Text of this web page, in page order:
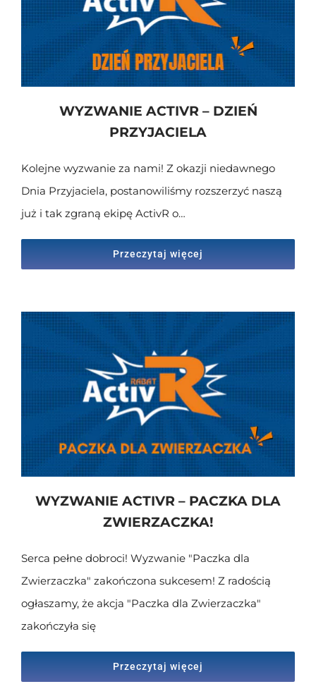
WYZWANIE ACTIVR – DZIEŃ
PRZYJACIELA
Kolejne wyzwanie za nami! Z okazji niedawnego
Dnia Przyjaciela, postanowiliśmy rozszerzyć naszą
już i tak zgraną ekipę ActivR o…
Przeczytaj więcej
WYZWANIE ACTIVR – PACZKA DLA
ZWIERZACZKA!
Serca pełne dobroci! Wyzwanie "Paczka dla
Zwierzaczka" zakończona sukcesem! Z radością
ogłaszamy, że akcja "Paczka dla Zwierzaczka"
zakończyła się
Przeczytaj więcej